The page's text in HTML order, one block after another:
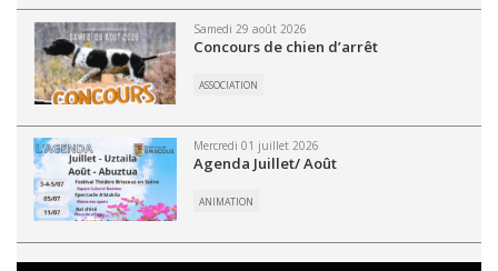
Samedi 29 août 2026
Concours de chien d’arrêt
ASSOCIATION
Mercredi 01 juillet 2026
Agenda Juillet/ Août
ANIMATION